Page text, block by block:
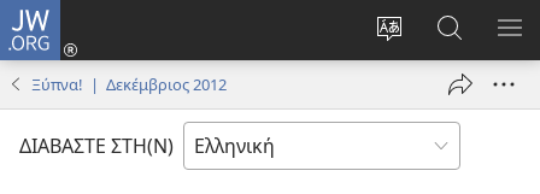
JW.ORG
Αλλαγή
γλώσσας
ιστότοπου
Σύνδεση
(ανοίγει
παράθυρο)
στο
JW.ORG
Ξύπνα! | Δεκέμβριος 2012
ΔΙΑΒΑΣΤΕ ΣΤΗ(Ν)